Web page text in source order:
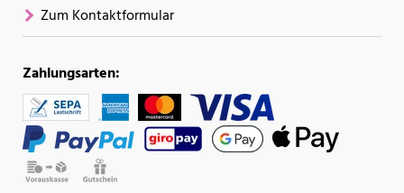
Zum Kontaktformular
Zahlungsarten: